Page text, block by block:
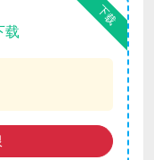
下载
载